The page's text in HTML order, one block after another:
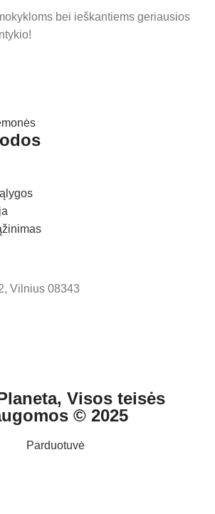
bei ieškantiems geriausios
Vilnius 08343
Visos teisės
© 2025
Parduotuvė